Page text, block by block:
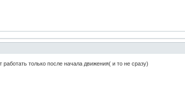
только после начала движения( и то не сразу)